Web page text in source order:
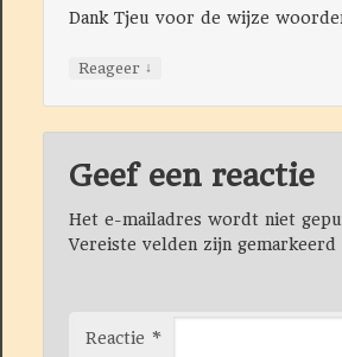
Dank Tjeu voor de wijze
Reageer ↓
Geef een reactie
Het e-mailadres wordt niet
Vereiste velden zijn gemarkeerd
Reactie *